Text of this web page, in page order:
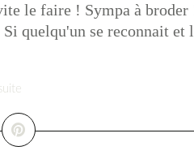
le faire ! Sympa à broder
quelqu'un se reconnait et